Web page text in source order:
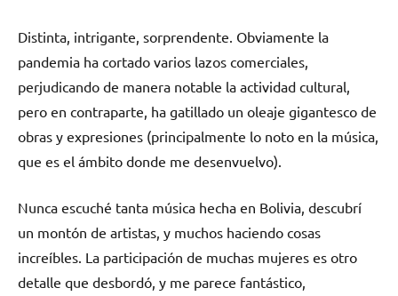
Distinta, intrigante, sorprendente. Obviamente la
pandemia ha cortado varios lazos comerciales,
perjudicando de manera notable la actividad cultural,
pero en contraparte, ha gatillado un oleaje gigantesco de
obras y expresiones (principalmente lo noto en la música,
que es el ámbito donde me desenvuelvo).
Nunca escuché tanta música hecha en Bolivia, descubrí
un montón de artistas, y muchos haciendo cosas
increíbles. La participación de muchas mujeres es otro
detalle que desbordó, y me parece fantástico,